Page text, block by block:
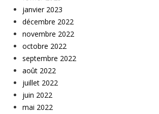
janvier 2023
décembre 2022
novembre 2022
octobre 2022
septembre 2022
août 2022
juillet 2022
juin 2022
mai 2022